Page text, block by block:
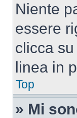
Niente
essere
clicca su
linea in
Top
» Mi